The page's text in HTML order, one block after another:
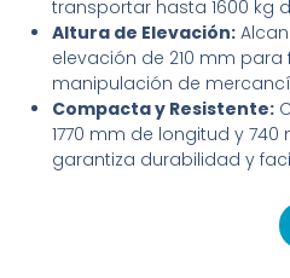
transportar hasta 1600 kg
Altura de Elevación:
elevación de 210 mm para
manipulación de
Compacta y Resistente:
1770 mm de longitud y
garantiza durabilidad y